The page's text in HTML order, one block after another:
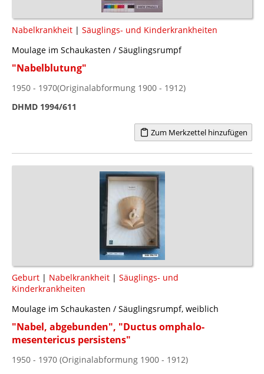
Nabelkrankheit | Säuglings- und Kinderkrankheiten
Moulage im Schaukasten / Säuglingsrumpf
"Nabelblutung"
1950 - 1970(Originalabformung 1900 - 1912)
DHMD 1994/611
Zum Merkzettel hinzufügen
Geburt | Nabelkrankheit | Säuglings- und
Kinderkrankheiten
Moulage im Schaukasten / Säuglingsrumpf, weiblich
"Nabel, abgebunden", "Ductus omphalo-
mesentericus persistens"
1950 - 1970 (Originalabformung 1900 - 1912)